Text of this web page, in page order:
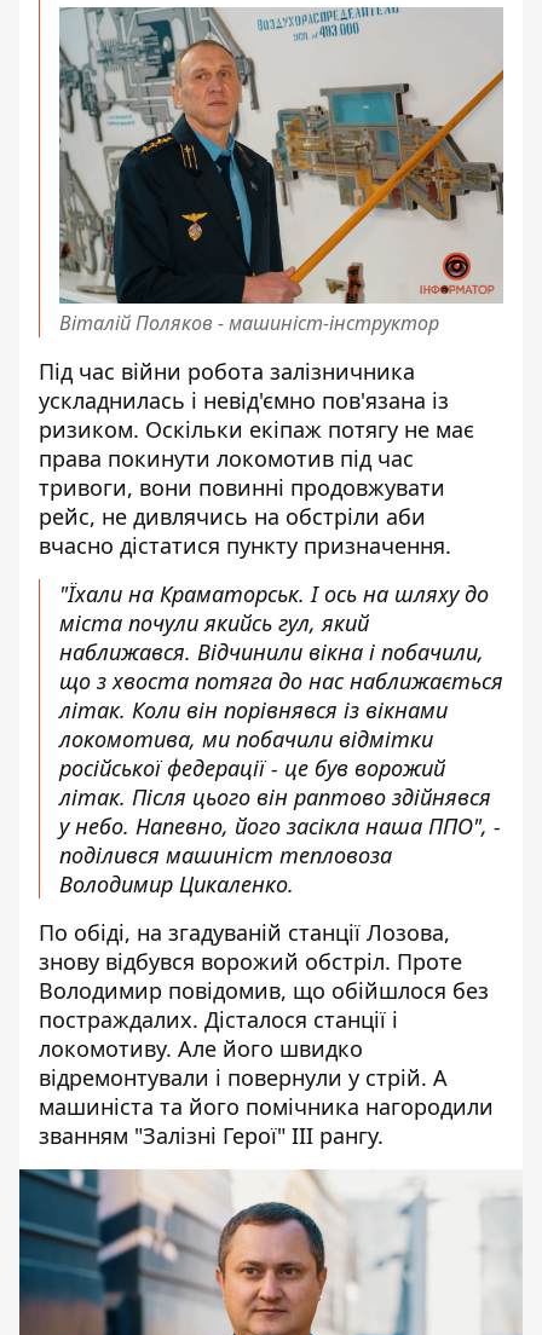
Віталій Поляков - машиніст-інструктор
Під час війни робота залізничника
ускладнилась і невід'ємно пов'язана із
ризиком. Оскільки екіпаж потягу не має
права покинути локомотив під час
тривоги, вони повинні продовжувати
рейс, не дивлячись на обстріли аби
вчасно дістатися пункту призначення.
"Їхали на Краматорськ. І ось на шляху до
міста почули якийсь гул, який
наближався. Відчинили вікна і побачили,
що з хвоста потяга до нас наближається
літак. Коли він порівнявся із вікнами
локомотива, ми побачили відмітки
російської федерації - це був ворожий
літак. Після цього він раптово здійнявся
у небо. Напевно, його засікла наша ППО", -
поділився машиніст тепловоза
Володимир Цикаленко.
По обіді, на згадуваній станції Лозова,
знову відбувся ворожий обстріл. Проте
Володимир повідомив, що обійшлося без
постраждалих. Дісталося станції і
локомотиву. Але його швидко
відремонтували і повернули у стрій. А
машиніста та його помічника нагородили
званням "Залізні Герої" ІІІ рангу.